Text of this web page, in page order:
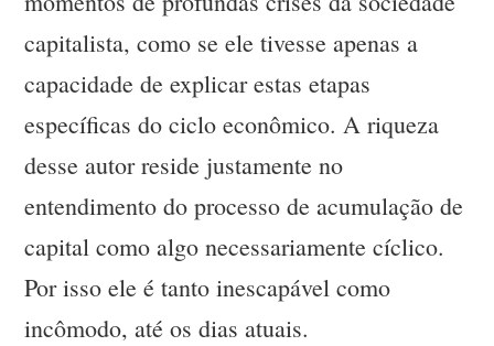
capitalista, como se ele tivesse apenas a
capacidade de explicar estas etapas
específicas do ciclo econômico. A riqueza
desse autor reside justamente no
entendimento do processo de acumulação de
capital como algo necessariamente cíclico.
Por isso ele é tanto inescapável como
incômodo, até os dias atuais.